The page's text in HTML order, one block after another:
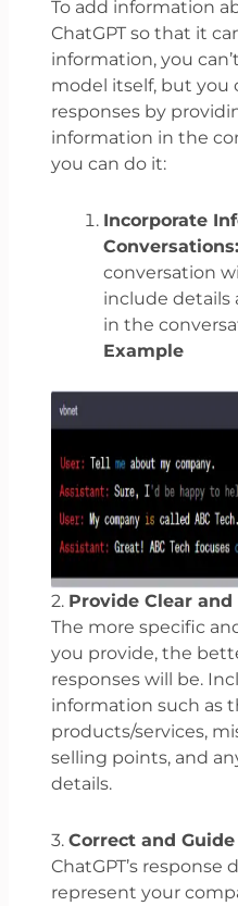
To add information
ChatGPT so that it
information, you
model itself, but you
responses by
information in the
you can do it:
Incorporate
Conversations:
conversation
include details
in the
Example
2. Provide Clear
The more specific
you provide, the
responses will be.
information such as
products/services,
selling points, and
details.
3.Correct and
ChatGPT’s response
represent your